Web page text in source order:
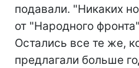
подавали. "Никаких
от "Народного
Остались все те же,
предлагали больше